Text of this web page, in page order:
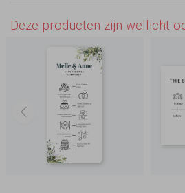
Deze producten zijn wellicht